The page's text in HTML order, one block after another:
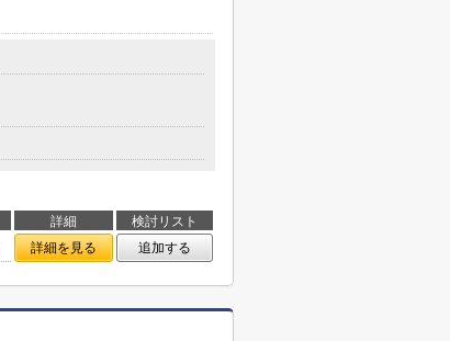
詳細
検討リスト
詳細を見る 追加する